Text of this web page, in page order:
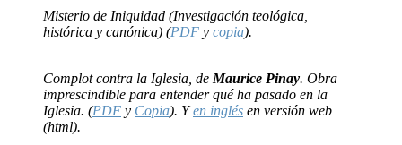
Misterio de Iniquidad (Investigación teológica,
histórica y canónica) (PDF y copia).
Complot contra la Iglesia, de Maurice Pinay. Obra
imprescindible para entender qué ha pasado en la
Iglesia. (PDF y Copia). Yen inglés en versión web
(html).